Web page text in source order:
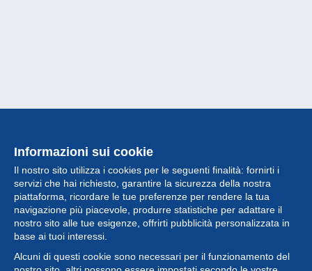
Informazioni sui cookie
Il nostro sito utilizza i cookies per le seguenti finalità: fornirti i
servizi che hai richiesto, garantire la sicurezza della nostra
piattaforma, ricordare le tue preferenze per rendere la tua
navigazione più piacevole, produrre statistiche per adattare il
nostro sito alle tue esigenze, offrirti pubblicità personalizzata in
base ai tuoi interessi.
Alcuni di questi cookie sono necessari per il funzionamento del
Collezione
Novità